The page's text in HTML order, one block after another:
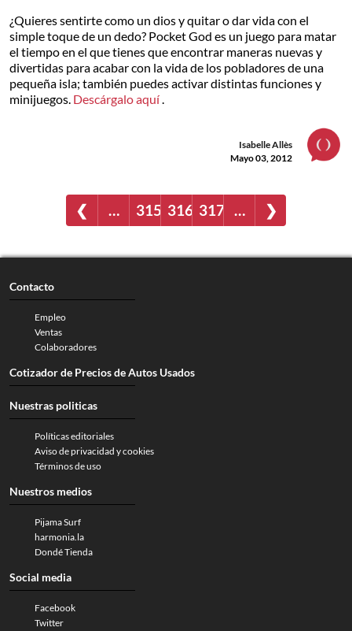
¿Quieres sentirte como un dios y quitar o dar vida con el
simple toque de un dedo? Pocket God es un juego para matar
el tiempo en el que tienes que encontrar maneras nuevas y
divertidas para acabar con la vida de los pobladores de una
pequeña isla; también puedes activar distintas funciones y
minijuegos. Descárgalo aquí.
Isabelle Allès
Mayo 03, 2012
❮ … 315 316 317 … ❯
Contacto
Empleo
Ventas
Colaboradores
Cotizador de Precios de Autos Usados
Nuestras politicas
Políticas editoriales
Aviso de privacidad y cookies
Términos de uso
Nuestros medios
Pijama Surf
harmonia.la
Dondé Tienda
Social media
Facebook
Twitter